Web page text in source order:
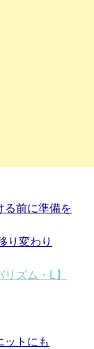
る前に準備を
り変わり
ズム・L】
ットにも